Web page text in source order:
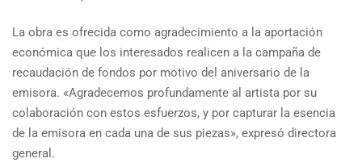
La obra es ofrecida como agradecimiento a la aportación
económica que los interesados realicen a la campaña de
recaudación de fondos por motivo del aniversario de la
emisora. «Agradecemos profundamente al artista por su
colaboración con estos esfuerzos, y por capturar la esencia
de la emisora en cada una de sus piezas», expresó directora
general.